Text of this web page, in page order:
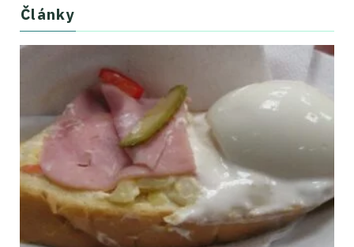
Články